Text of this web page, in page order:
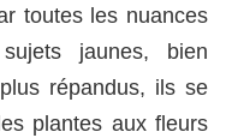
toutes les nuances
jaunes, bien
répandus, ils se
plantes aux fleurs